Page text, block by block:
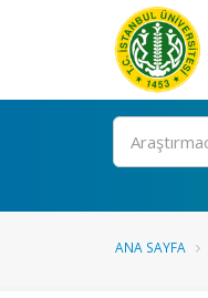
Ara
ANA SAYFA